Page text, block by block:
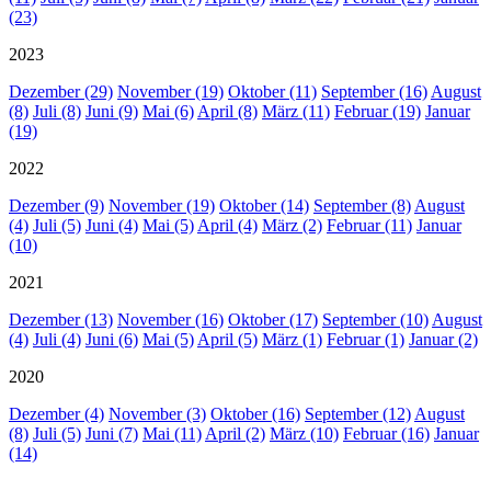
(23)
2023
Dezember (29) November (19) Oktober (11) September (16) August
(8) Juli (8) Juni (9) Mai (6) April (8) März (11) Februar (19) Januar
(19)
2022
Dezember (9) November (19) Oktober (14) September (8) August
(4) Juli (5) Juni (4) Mai (5) April (4) März (2) Februar (11) Januar
(10)
2021
Dezember (13) November (16) Oktober (17) September (10) August
(4) Juli (4) Juni (6) Mai (5) April (5) März (1) Februar (1) Januar (2)
2020
Dezember (4) November (3) Oktober (16) September (12) August
(8) Juli (5) Juni (7) Mai (11) April (2) März (10) Februar (16) Januar
(14)